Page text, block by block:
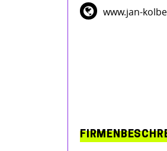
www.jan-